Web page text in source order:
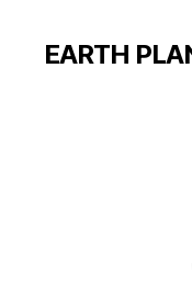
EARTH